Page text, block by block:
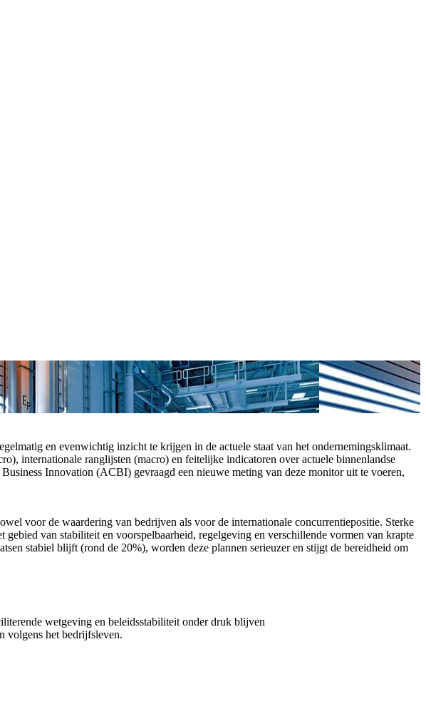
en evenwichtig inzicht te krijgen in de actuele staat van het ondernemingsklimaat.
internationale ranglijsten (macro) en feitelijke indicatoren over actuele binnenlandse
Innovation (ACBI) gevraagd een nieuwe meting van deze monitor uit te voeren,
voor de waardering van bedrijven als voor de internationale concurrentiepositie. Sterke
van stabiliteit en voorspelbaarheid, regelgeving en verschillende vormen van krapte
stabiel blijft (rond de 20%), worden deze plannen serieuzer en stijgt de bereidheid om
wetgeving en beleidsstabiliteit onder druk blijven
volgens het bedrijfsleven.